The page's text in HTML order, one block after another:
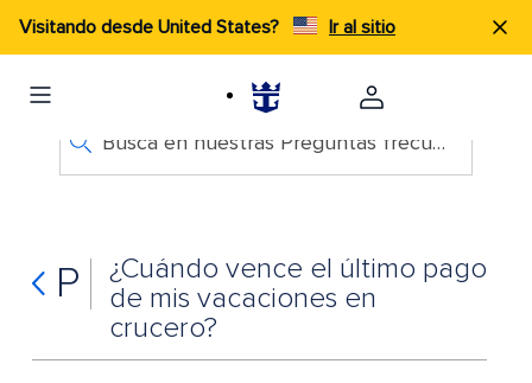
Visitando desde United States? Ir al sitio
Busca en nuestras Preguntas frecuentes
P
¿Cuándo vence el último pago
de mis vacaciones en
crucero?